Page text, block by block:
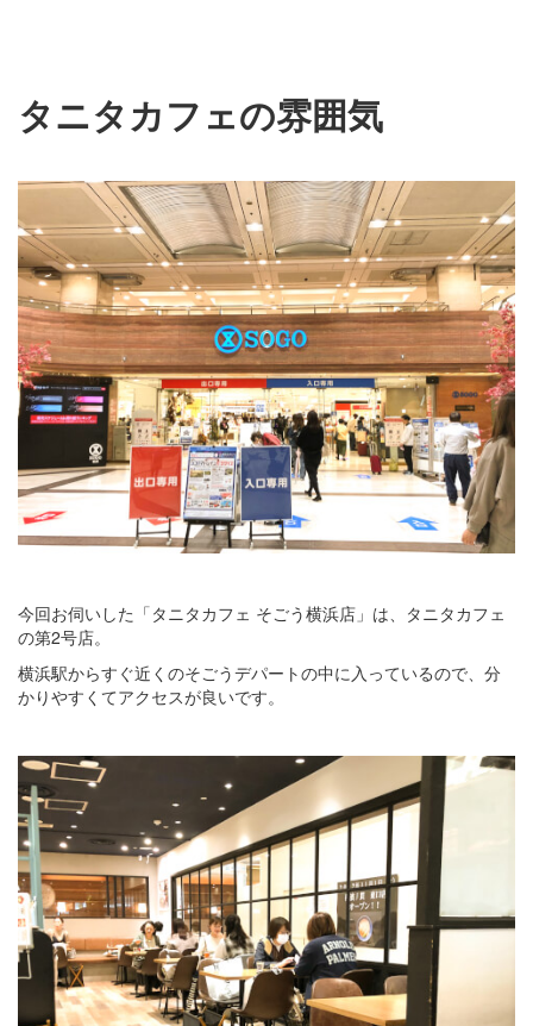
タニタカフェの雰囲気
今回お伺いした「タニタカフェ そごう横浜店」は、タニタカフェ
の第2号店。
横浜駅からすぐ近くのそごうデパートの中に入っているので、分
かりやすくてアクセスが良いです。